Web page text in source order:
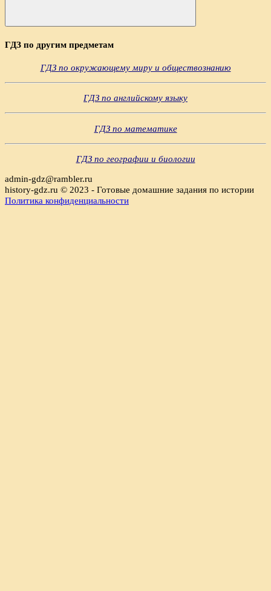
Поиск
ГДЗ по другим предметам
ГДЗ по окружающему миру и обществознанию
ГДЗ по английскому языку
ГДЗ по математике
ГДЗ по географии и биологии
admin-gdz@rambler.ru
history-gdz.ru © 2023 - Готовые домашние задания по истории
Политика конфиденциальности